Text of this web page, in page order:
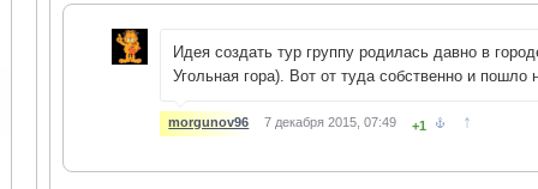
Идея создать тур группу родилась давно в
Угольная гора). Вот от туда собственно и пошло
morgunov96 7 декабря 2015, 07:49 +1 ↑